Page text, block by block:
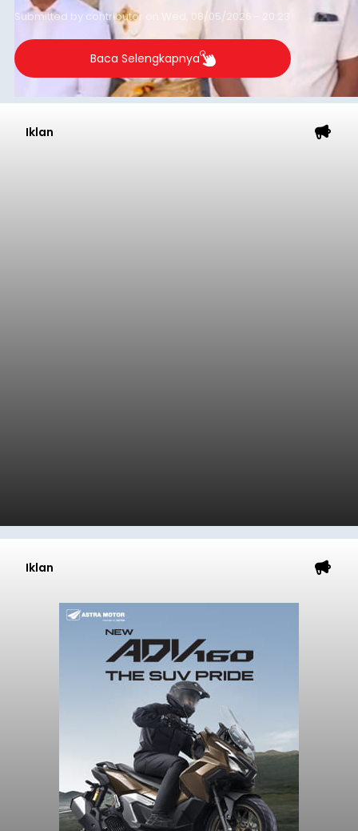
Submitted by contributor Wed, 08/05/2026 - 20:23
Baca Selengkapnya
Iklan
Iklan